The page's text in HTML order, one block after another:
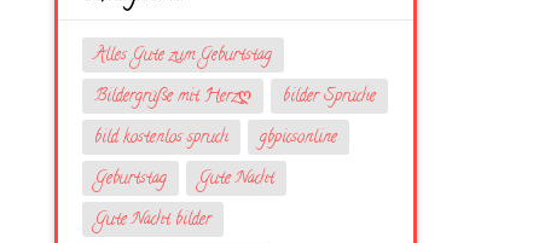
Alles Gute zum Geburtstag
Bildergrüße mit Herzღ
bilder Sprüche
bild kostenlos spruch
gbpicsonline
Geburtstag
Gute Nacht
Gute Nacht bilder